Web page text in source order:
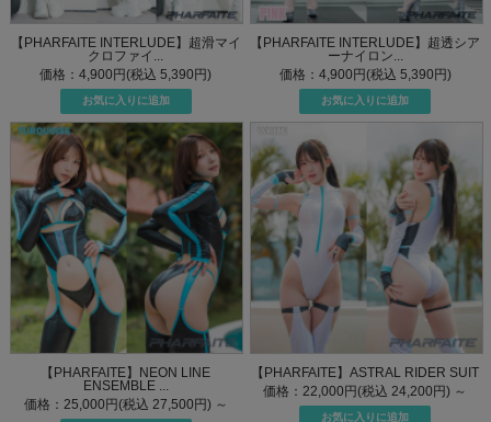
【PHARFAITE INTERLUDE】超滑マイ
クロファイ...
価格：4,900円(税込 5,390円)
【PHARFAITE INTERLUDE】超透シア
ーナイロン...
価格：4,900円(税込 5,390円)
【PHARFAITE】NEON LINE
ENSEMBLE ...
価格：25,000円(税込 27,500円) ～
【PHARFAITE】ASTRAL RIDER SUIT
価格：22,000円(税込 24,200円) ～